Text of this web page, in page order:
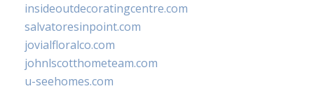
insideoutdecoratingcentre.com
salvatoresinpoint.com
jovialfloralco.com
johnlscotthometeam.com
u-seehomes.com